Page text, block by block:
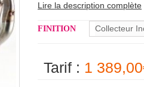
Lire la description complète
FINITION Collecteur
Tarif : 1